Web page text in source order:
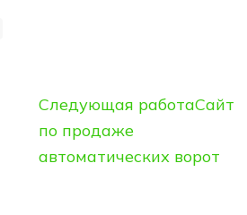
Следующая работаСайт
по продаже
автоматических ворот